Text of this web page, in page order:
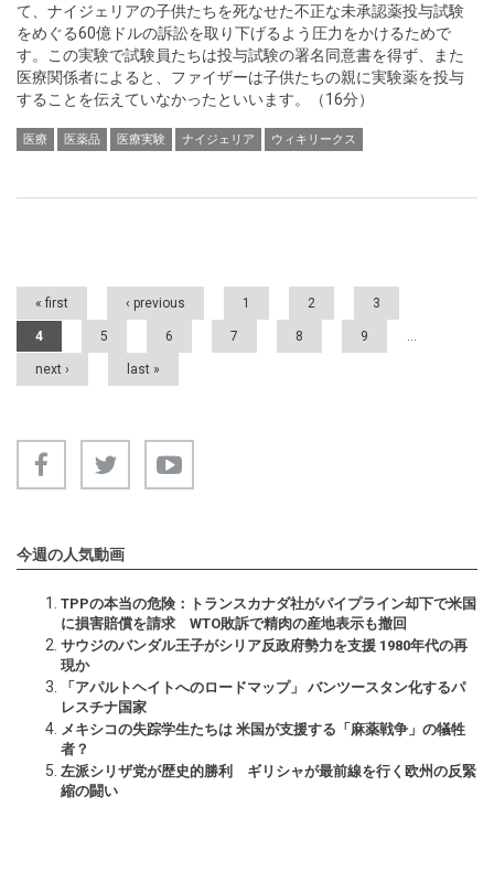
て、ナイジェリアの子供たちを死なせた不正な未承認薬投与試験
をめぐる60億ドルの訴訟を取り下げるよう圧力をかけるためで
す。この実験で試験員たちは投与試験の署名同意書を得ず、また
医療関係者によると、ファイザーは子供たちの親に実験薬を投与
することを伝えていなかったといいます。（16分）
医療 医薬品 医療実験 ナイジェリア ウィキリークス
Pages
« first ‹ previous 1 2 3
4 5 6 7 8 9
next › last »
今週の人気動画
TPPの本当の危険：トランスカナダ社がパイプライン却下で米国
に損害賠償を請求 WTO敗訴で精肉の産地表示も撤回
サウジのバンダル王子がシリア反政府勢力を支援 1980年代の再
現か
「アパルトヘイトへのロードマップ」 バンツースタン化するパ
レスチナ国家
メキシコの失踪学生たちは 米国が支援する「麻薬戦争」の犠牲
者？
左派シリザ党が歴史的勝利 ギリシャが最前線を行く欧州の反緊
縮の闘い